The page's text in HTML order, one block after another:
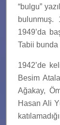
“bulgu”
bulunmuş.
1949’da
Tabii
1942’de
Besim
Ağakay,
Hasan Ali